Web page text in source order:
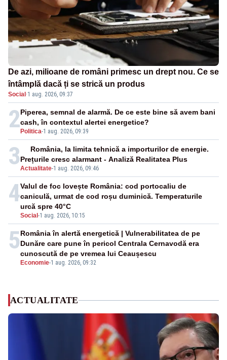
De azi, milioane de români primesc un drept nou. Ce se
întâmplă dacă ți se strică un produs
Social ·1 aug. 2026, 09:37
2 Politica-1 aug. 2026, 09:39
Piperea, semnal de alarmă. De ce este bine să avem bani
cash, în contextul alertei energetice?
3Actualitate-1 aug. 2026, 09:46
România, la limita tehnică a importurilor de energie.
Prețurile cresc alarmant - Analiză Realitatea Plus
4
Social -1 aug. 2026, 10:15
Valul de foc lovește România: cod portocaliu de
caniculă, urmat de cod roșu duminică. Temperaturile
urcă spre 40°C
5
Economie-1 aug. 2026, 09:32
România în alertă energetică | Vulnerabilitatea de pe
Dunăre care pune în pericol Centrala Cernavodă era
cunoscută de pe vremea lui Ceaușescu
ACTUALITATE